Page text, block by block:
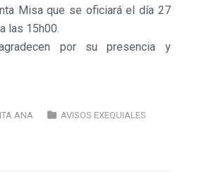
Misa que se oficiará el día 27
las 15h00.
por su presencia y
ANA AVISOS EXEQUIALES